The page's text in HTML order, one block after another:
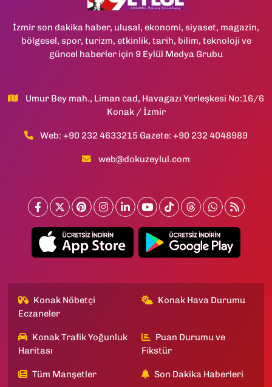
İzmir son dakika haber, ulusal, ekonomi, siyaset, magazin,
bölgesel, spor, turizm, etkinlik, tarih, bilim, teknoloji ve
güncel haberler için 9 Eylül Medya Grubu
Umur Bey mah., Liman cad, Havagazı Yerleşkesi No:16/6
Konak / İzmir
Web: +90 232 4633215 Gazete: +90 232 4048989
web@dokuzeylul.com
Konak Nöbetçi
Eczaneler
Konak Hava Durumu
Konak Trafik Yoğunluk
Haritası
Puan Durumu ve
Fikstür
Tüm Manşetler Son Dakika Haberleri